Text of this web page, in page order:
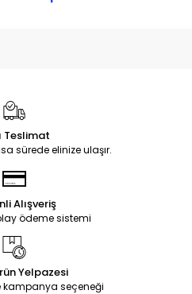
Teslimat
sürede elinize ulaşır.
Alışveriş
ödeme sistemi
Yelpazesi
kampanya seçeneği